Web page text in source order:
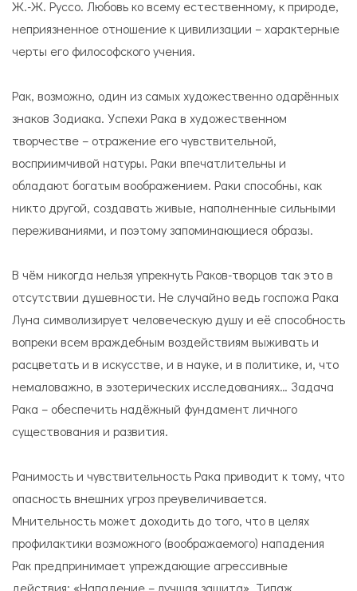
Ж.-Ж. Руссо. Любовь ко всему естественному, к природе,
неприязненное отношение к цивилизации – характерные
черты его философского учения.
Рак, возможно, один из самых художественно одарённых
знаков Зодиака. Успехи Рака в художественном
творчестве – отражение его чувствительной,
восприимчивой натуры. Раки впечатлительны и
обладают богатым воображением. Раки способны, как
никто другой, создавать живые, наполненные сильными
переживаниями, и поэтому запоминающиеся образы.
В чём никогда нельзя упрекнуть Раков-творцов так это в
отсутствии душевности. Не случайно ведь госпожа Рака
Луна символизирует человеческую душу и её способность
вопреки всем враждебным воздействиям выживать и
расцветать и в искусстве, и в науке, и в политике, и, что
немаловажно, в эзотерических исследованиях… Задача
Рака – обеспечить надёжный фундамент личного
существования и развития.
Ранимость и чувствительность Рака приводит к тому, что
опасность внешних угроз преувеличивается.
Мнительность может доходить до того, что в целях
профилактики возможного (воображаемого) нападения
Рак предпринимает упреждающие агрессивные
действия: «Нападение – лучшая защита». Типаж